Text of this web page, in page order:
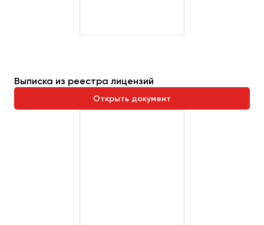
Выписка из реестра лицензий
Открыть документ